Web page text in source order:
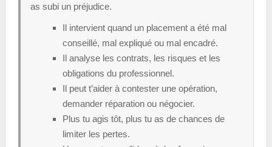
as subi un préjudice.
Il intervient quand un placement a été mal
conseillé, mal expliqué ou mal encadré.
Il analyse les contrats, les risques et les
obligations du professionnel.
Il peut t’aider à contester une opération,
demander réparation ou négocier.
Plus tu agis tôt, plus tu as de chances de
limiter les pertes.